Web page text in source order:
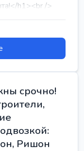
h1><br />
срочно!
Ришон